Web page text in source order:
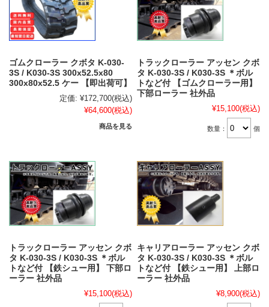
ゴムクローラー クボタ K-030-
3S / K030-3S 300x52.5x80
300x80x52.5 ケー 【即出荷可】
定価: ¥172,700(税込)
¥64,600(税込)
商品を見る
トラックローラー アッセン クボ
タ K-030-3S / K030-3S ＊ボル
トなど付 【ゴムクローラー用】
下部ローラー 社外品
¥15,100(税込)
数量： 個
トラックローラー アッセン クボ
タ K-030-3S / K030-3S ＊ボル
トなど付 【鉄シュー用】 下部ロ
ーラー 社外品
¥15,100(税込)
キャリアローラー アッセン クボ
タ K-030-3S / K030-3S ＊ボル
トなど付 【鉄シュー用】 上部ロ
ーラー 社外品
¥8,900(税込)